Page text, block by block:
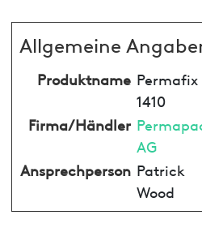
Allgemeine
Produktname Permafix
1410
Firma/Händler
AG
Ansprechperson Patrick
Wood